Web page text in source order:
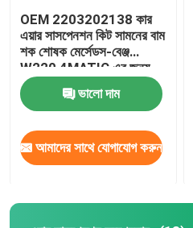
OEM 2203202138 কার
এয়ার সাসপেনশন কিট সামনের বাম
শক শোষক মের্সেডস-বেঞ্জ
W220 4MATIC এর জন্য
ভালো দাম
আমাদের সাথে যোগাযোগ করুন